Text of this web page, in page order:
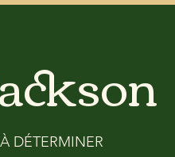
DÉTERMINER